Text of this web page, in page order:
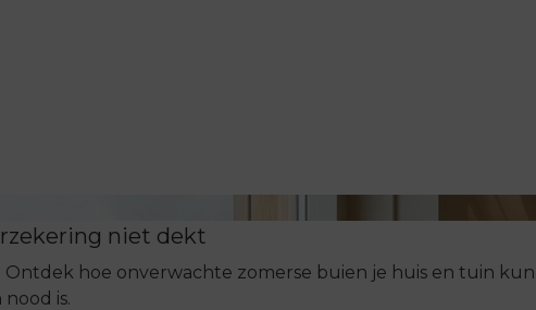
niet dekt
Ontdek hoe onverwachte zomerse buien je huis en tuin
is.